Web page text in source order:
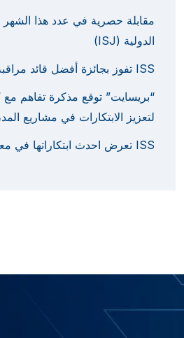
مقابلة حصرية في عدد هذا
الدولية (ISJ)
ISS تفوز بجائزة أفضل قائد مراقبة في دبي
“بريسايت” توقع مذكرة تفاهم مع
لتعزيز الابتكارات في مشاريع
ISS تعرض احدث ابتكاراتها في معرض OFSEC